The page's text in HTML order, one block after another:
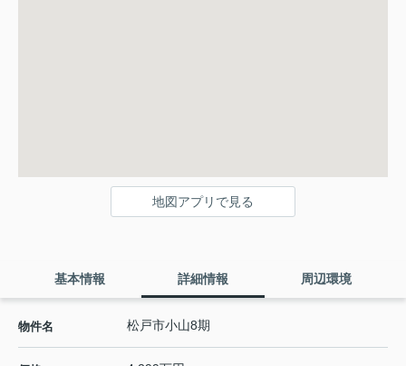
地図アプリで見る
基本情報 詳細情報 周辺環境
物件名 松戸市小山8期